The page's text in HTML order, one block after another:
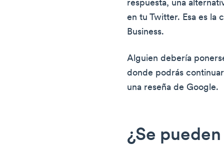
respuesta, una
en tu Twitter. Esa es la
Business.
Alguien debería
donde podrás
una reseña de Google.
¿Se